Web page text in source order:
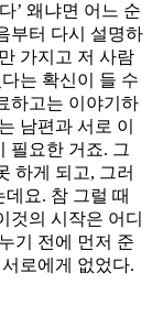
’ 왜냐면 어느 순
부터 다시 설명하
가지고 저 사람
는 확신이 들 수
하고는 이야기하
남편과 서로 이
필요한 거죠. 그
하게 되고, 그러
요. 참 그럴 때
것의 시작은 어디
기 전에 먼저 준
로에게 없었다.